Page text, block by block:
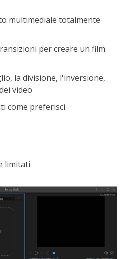
multimediale totalmente
per creare un film
la divisione, l'inversione,
video
come preferisci
limitati